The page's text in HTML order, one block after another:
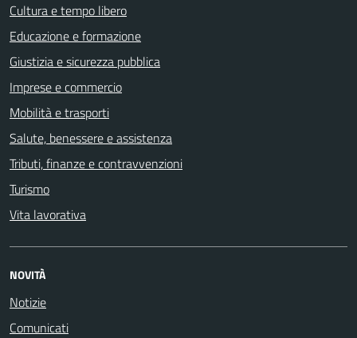
Cultura e tempo libero
Educazione e formazione
Giustizia e sicurezza pubblica
Imprese e commercio
Mobilità e trasporti
Salute, benessere e assistenza
Tributi, finanze e contravvenzioni
Turismo
Vita lavorativa
NOVITÀ
Notizie
Comunicati